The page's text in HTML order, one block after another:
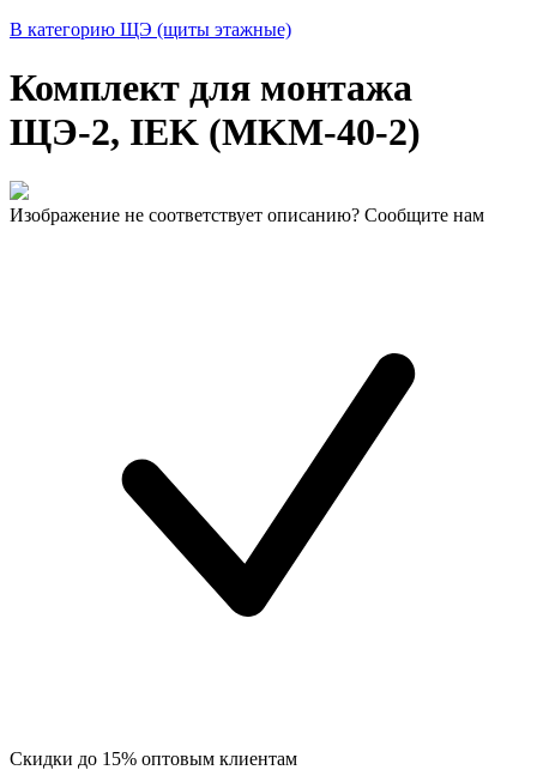
В категорию ЩЭ (щиты этажные)
Комплект для монтажа
ЩЭ-2, IEK (MKM-40-2)
Изображение не соответствует описанию? Сообщите нам
Скидки до 15% оптовым клиентам